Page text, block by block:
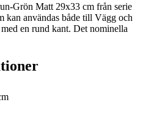
Grön Matt 29x33 cm från serie
användas både till Vägg och
en rund kant. Det nominella